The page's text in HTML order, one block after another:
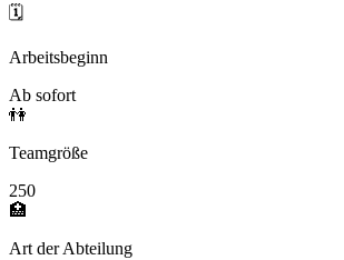
🗓️
Arbeitsbeginn
Ab sofort
👫
Teamgröße
250
🏥
Art der Abteilung